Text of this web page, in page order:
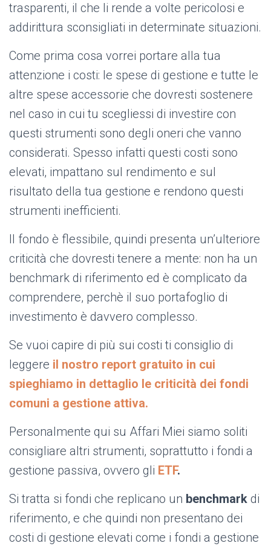
trasparenti, il che li rende a volte pericolosi e
addirittura sconsigliati in determinate situazioni.
Come prima cosa vorrei portare alla tua
attenzione i costi: le spese di gestione e tutte le
altre spese accessorie che dovresti sostenere
nel caso in cui tu scegliessi di investire con
questi strumenti sono degli oneri che vanno
considerati. Spesso infatti questi costi sono
elevati, impattano sul rendimento e sul
risultato della tua gestione e rendono questi
strumenti inefficienti.
Il fondo è flessibile, quindi presenta un’ulteriore
criticità che dovresti tenere a mente: non ha un
benchmark di riferimento ed è complicato da
comprendere, perchè il suo portafoglio di
investimento è davvero complesso.
Se vuoi capire di più sui costi ti consiglio di
leggere il nostro report gratuito in cui
spieghiamo in dettaglio le criticità dei fondi
comuni a gestione attiva.
Personalmente qui su Affari Miei siamo soliti
consigliare altri strumenti, soprattutto i fondi a
gestione passiva, ovvero gli ETF.
Si tratta si fondi che replicano un benchmark di
riferimento, e che quindi non presentano dei
costi di gestione elevati come i fondi a gestione